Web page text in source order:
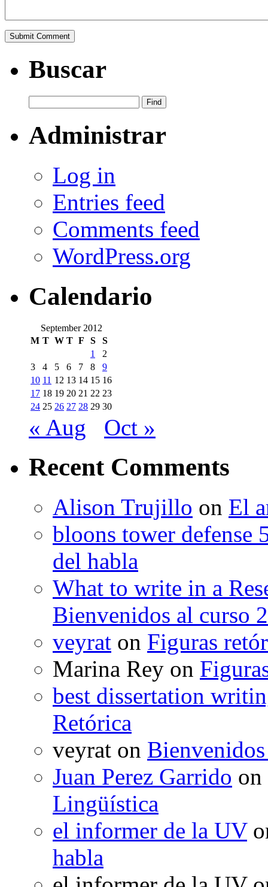
Buscar
Administrar
Log in
Entries feed
Comments feed
WordPress.org
Calendario
September 2012
M T W T F S
S
1
2
3
4 5 6 7 8
9
10 11 12 13 14 15 16
17 18 19 20 21 22 23
24 25 26 27 28 29 30
« Aug Oct »
Recent Comments
Alison Trujillo on El
bloons tower defense
del habla
What to write in a
Bienvenidos al curso
veyrat on Figuras
Marina Rey on
best dissertation
Retórica
veyrat on
Juan Perez Garrido on
Lingüística
el informer de la UV
habla